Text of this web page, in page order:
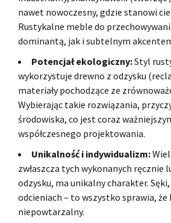
nawet nowoczesny, gdzie stanowi
Rustykalne meble do
dominantą, jak i subtelnym
Potencjał ekologiczny:Styl
wykorzystuje drewno z odzysku
materiały pochodzące ze
Wybierając takie rozwiązania,
środowiska, co jest coraz
współczesnego projektowania.
Unikalność i indywidualizm:
zwłaszcza tych wykonanych ręcznie
odzysku, ma unikalny charakter.
odcieniach – to wszystko sprawia,
niepowtarzalny.